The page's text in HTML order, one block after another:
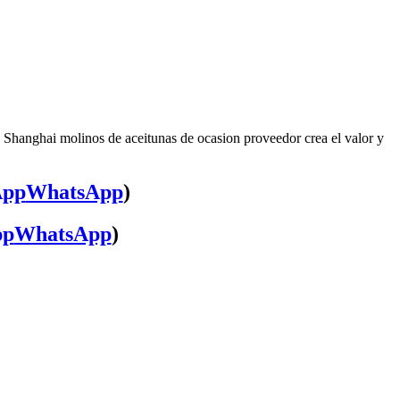
molinos de aceitunas de ocasion proveedor crea el valor y
WhatsApp)
WhatsApp)